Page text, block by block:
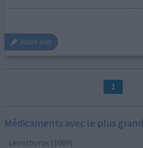
votre avis
1
Médicaments avec le plus
Levothyrox (1669)